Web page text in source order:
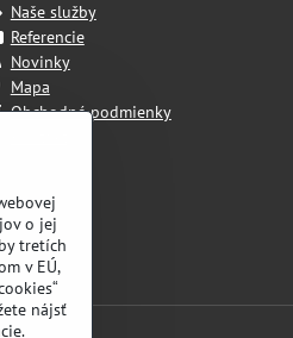
Naše služby
Referencie
Novinky
Mapa
Obchodné podmienky
o jej
tretích
v EÚ,
nájsť